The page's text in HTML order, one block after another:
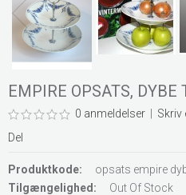
EMPIRE OPSATS, DYBE
0 anmeldelser
Skriv
Del
Produktkode:
opsats empire
Tilgængelighed:
Out Of Stock